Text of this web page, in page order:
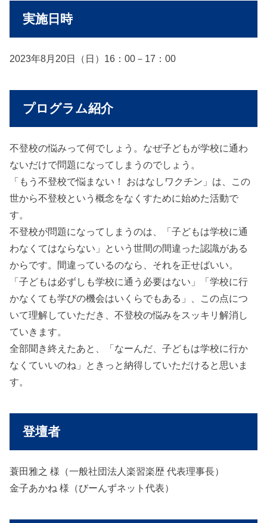
実施日時
2023年8月20日（日）16：00－17：00
プログラム紹介
不登校の悩みって何でしょう。なぜ子どもが学校に通わ
ないだけで問題になってしまうのでしょう。
「もう不登校で悩まない！ おはなしワクチン」は、この
世から不登校という概念をなくすために始めた活動で
す。
不登校が問題になってしまうのは、「子どもは学校に通
わなくてはならない」という世間の間違った認識がある
からです。間違っているのなら、それを正せばいい。
「子どもは必ずしも学校に通う必要はない」「学校に行
かなくても学びの機会はいくらでもある」、この点につ
いて理解していただき、不登校の悩みをスッキリ解消し
ていきます。
全部聞き終えたあと、「なーんだ、子どもは学校に行か
なくていいのね」ときっと納得していただけると思いま
す。
登壇者
蓑田雅之 様（一般社団法人楽習楽歴 代表理事長）
金子あかね 様（びーんずネット代表）